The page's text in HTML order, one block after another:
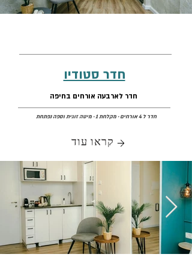
חדר סטודיו
חדר לארבעה אורחים בחיפה
חדר ל 4 אורחים · מקלחת 1 · מיטה זוגית וספה נפתחת
קראו עוד